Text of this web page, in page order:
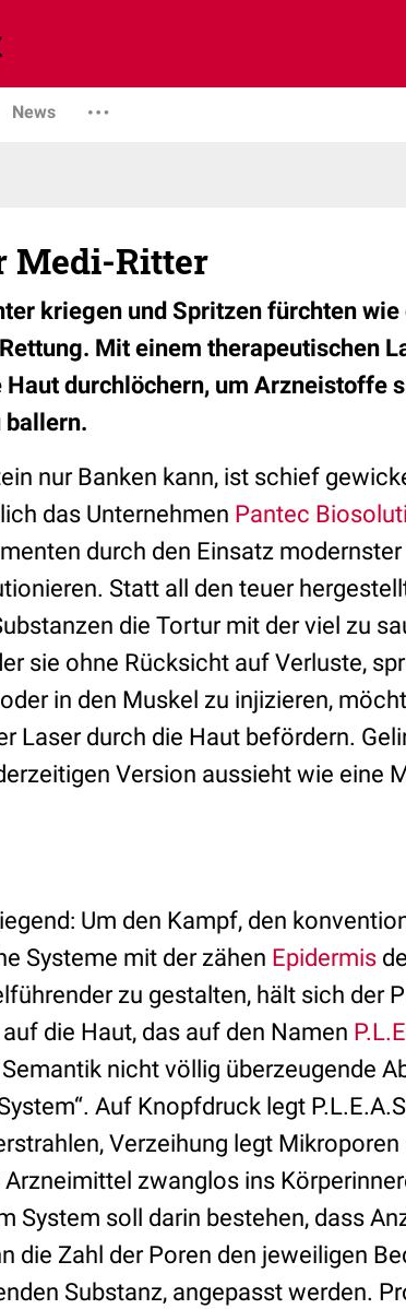
News
Medi-Ritter
kriegen und Spritzen fürchten wie
Mit einem therapeutischen
durchlöchern, um Arzneistoffe
ballern.
nur Banken kann, ist schief
das Unternehmen Pantec
durch den Einsatz modernster
Statt all den teuer
die Tortur mit der viel zu
sie ohne Rücksicht auf Verluste,
in den Muskel zu injizieren,
Laser durch die Haut befördern.
Version aussieht wie eine
Um den Kampf, den
Systeme mit der zähen Epidermis
zu gestalten, hält sich der
die Haut, das auf den Namen
nicht völlig überzeugende
Auf Knopfdruck legt
Verzeihung legt Mikroporen
zwanglos ins
System soll darin bestehen, dass
die Zahl der Poren den jeweiligen
Substanz, angepasst werden.